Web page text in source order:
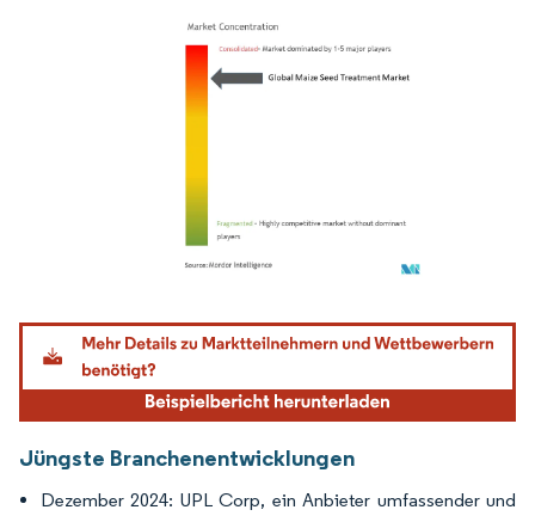
Bild © Mordor Intelligence. Wiederverwendung erfordert Namensnennung gemäß
Jüngste Branchenentwicklungen
Dezember 2024: UPL Corp, ein Anbieter umfassender und